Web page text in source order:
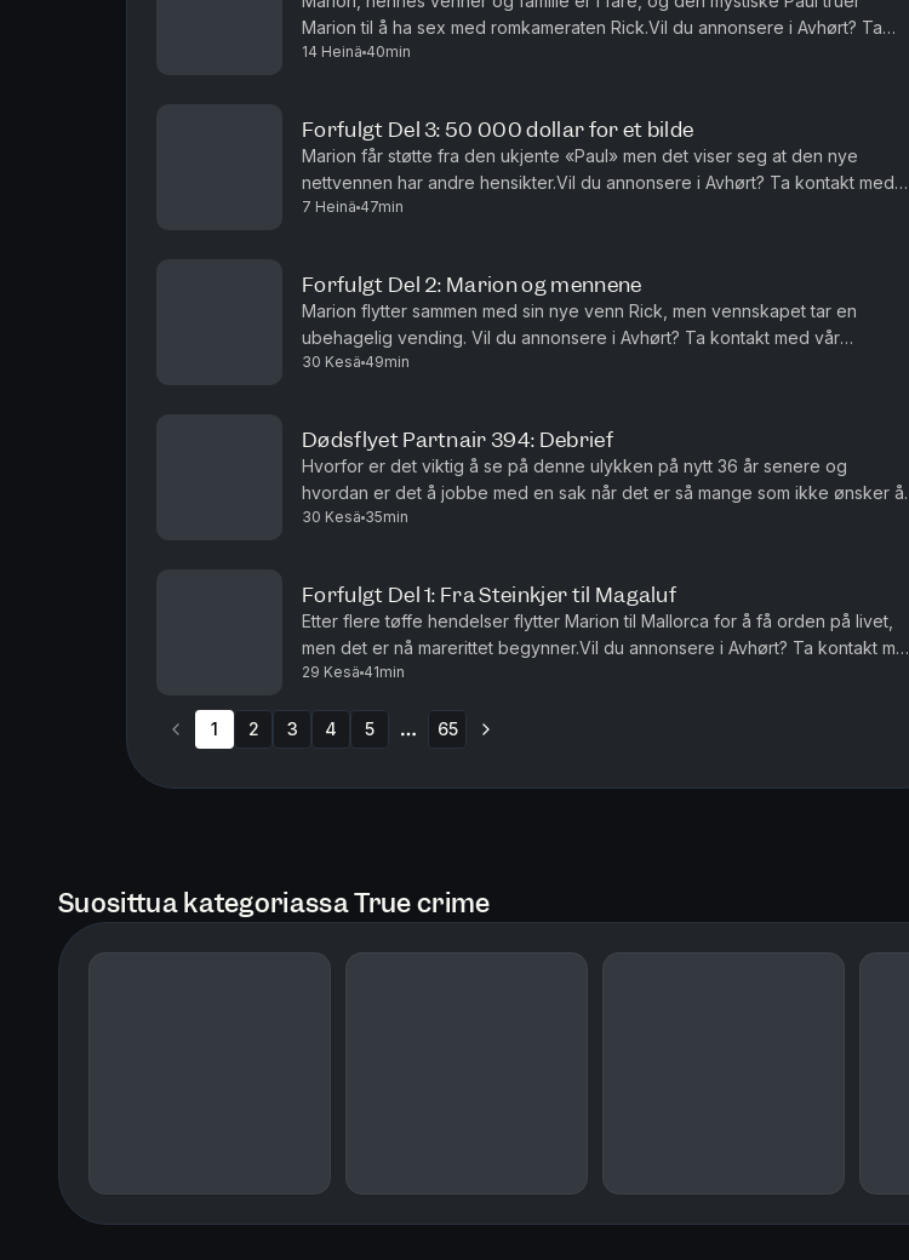
Marion til å ha sex med romkameraten Rick.Vil du annonsere i Avhørt? Ta
kontakt med vår salgspartner Acast.Batong Media AS har re...
14 Heinä 40min
Forfulgt Del 3: 50 000 dollar for et bilde
Marion får støtte fra den ukjente «Paul» men det viser seg at den nye
nettvennen har andre hensikter.Vil du annonsere i Avhørt? Ta kontakt med
vår salgspartner Acast.Batong Media AS har redaktøransvar...
7 Heinä 47min
Forfulgt Del 2: Marion og mennene
Marion flytter sammen med sin nye venn Rick, men vennskapet tar en
ubehagelig vending. Vil du annonsere i Avhørt? Ta kontakt med vår
salgspartner Acast.Batong Media AS har redaktøransvar for denne pod...
30 Kesä 49min
Dødsflyet Partnair 394: Debrief
Hvorfor er det viktig å se på denne ulykken på nytt 36 år senere og
hvordan er det å jobbe med en sak når det er så mange som ikke ønsker å
snakke?
30 Kesä 35min
Forfulgt Del 1: Fra Steinkjer til Magaluf
Etter flere tøffe hendelser flytter Marion til Mallorca for å få orden på livet,
men det er nå marerittet begynner.Vil du annonsere i Avhørt? Ta kontakt med
vår salgspartner Acast.Batong Media AS har ...
29 Kesä 41min
1 2 3 4 5 65
Suosittua kategoriassa True crime